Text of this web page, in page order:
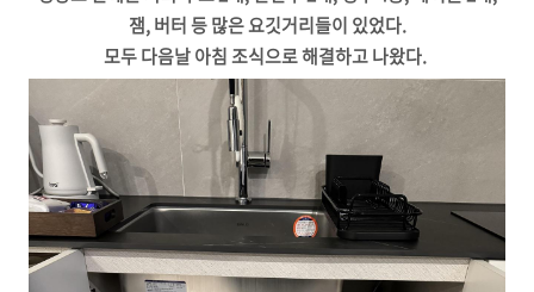
잼, 버터 등 많은 요깃거리들이 있었다.
모두 다음날 아침 조식으로 해결하고 나왔다.